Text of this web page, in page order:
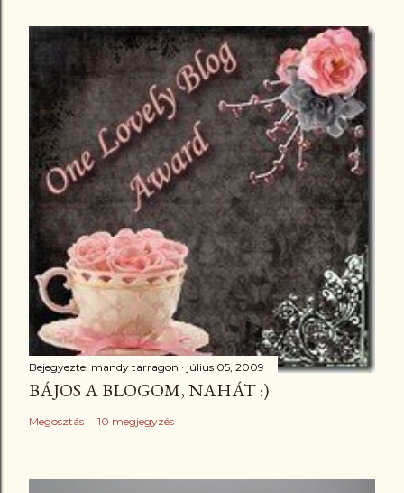
Bejegyezte: mandy tarragon július 05, 2009
BÁJOS A BLOGOM, NAHÁT :)
Megosztás 10 megjegyzés